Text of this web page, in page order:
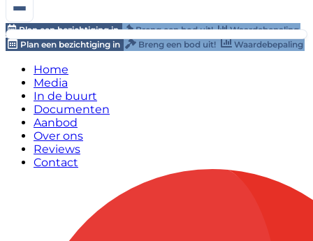
Plan een bezichtiging in Breng een bod uit!
Waardebepaling
Plan een bezichtiging in
Breng een bod uit! Waardebepaling
Home
Media
In de buurt
Documenten
Aanbod
Over ons
Reviews
Contact